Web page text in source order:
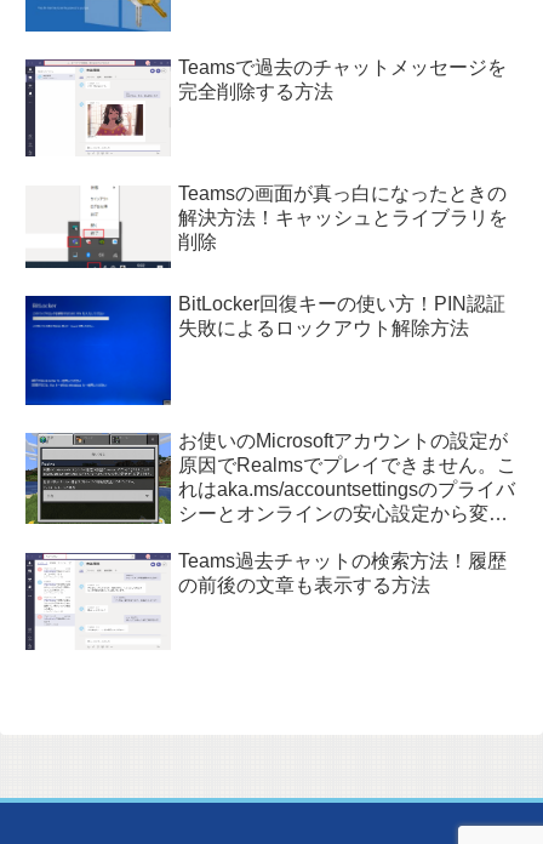
Teamsで過去のチャットメッセージを
完全削除する方法
Teamsの画面が真っ白になったときの
解決方法！キャッシュとライブラリを
削除
BitLocker回復キーの使い方！PIN認証
失敗によるロックアウト解除方法
お使いのMicrosoftアカウントの設定が
原因でRealmsでプレイできません。こ
れはaka.ms/accountsettingsのプライバ
シーとオンラインの安心設定から変更
Teams過去チャットの検索方法！履歴
の前後の文章も表示する方法